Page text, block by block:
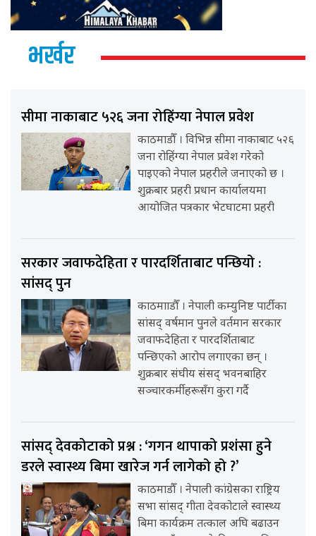
भर्खर
सीमा नाकाबाट ५२६ जना रोहिंग्या नेपाल प्रवेश
काठमाडौँ । विभिन्न सीमा नाकाबाट ५२६
जना रोहिंग्या नेपाल प्रवेश गरेको
पाइएको नेपाल प्रहरीले जनाएको छ ।
शुक्रबार प्रहरी प्रधान कार्यालयमा
आयोजित पत्रकार भेटघाटमा प्रहरी
सरकार जवाफदेहिता र पारदर्शिताबाट पन्छियो :
सांसद् पुन
काठमााडौँ । नेपाली कम्युनिष्ट पार्टीका
सांसद् वर्षमान पुनले वर्तमान सरकार
जवाफदेहिता र पारदर्शिताबाट
पन्छिएको आरोप लगाएका छन् ।
शुक्रबार संघीय संसद् भवनबाहिर
सञ्चारकर्मीहरूसँग कुरा गर्दै
सांसद् देवकोटाको प्रश्न : ‘गगन थापाको प्रशंसा हुने
डरले स्वास्थ्य बिमा खारेज गर्न लागेको हो ?’
काठमाडौँ । नेपाली कांग्रेसका राष्ट्रिय
सभा सांसद् गीता देवकोटाले स्वास्थ्य
बिमा कार्यक्रम तत्काल अघि बढाउन